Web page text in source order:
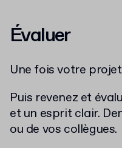
Évaluer
Une fois votre
Puis revenez et
et un esprit clair.
ou de vos collègues.